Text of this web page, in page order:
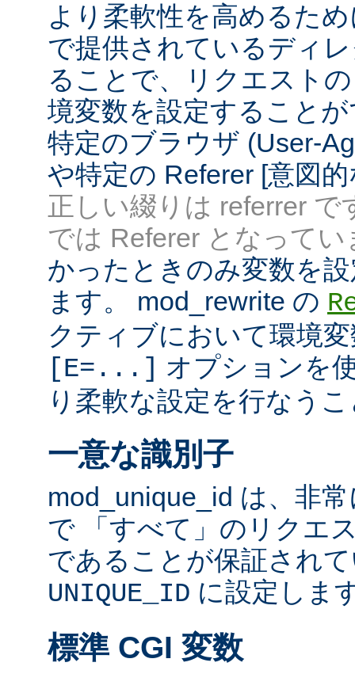
より柔軟性を高めるた
で提供されているディ
ることで、リクエスト
境変数を設定すること
特定のブラウザ (User-
や特定の Referer [意図
正しい綴りは referrer で
では Referer となってい
かったときのみ変数を
ます。 mod_rewrite の
クティブにおいて環境
[E=...] オプションを
り柔軟な設定を行なう
一意な識別子
mod_unique_id は、非
で 「すべて」のリクエ
であることが保証され
UNIQUE_ID に設定しま
標準 CGI 変数